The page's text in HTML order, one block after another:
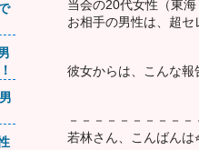
当会の20代女性（東
お相手の男性は、超セ
彼女からは、こんな報
－－－－－－－－－
若林さん、こんばんは